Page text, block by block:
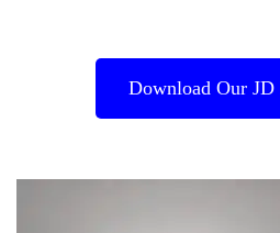
Download Our JD